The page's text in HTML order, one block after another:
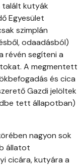
talált kutyák
Egyesület
szimplán
odaadásból)
révén segíteni a
A megmentett
és cica
Gazdi jelöltek
tett állapotban)
nagyon sok
állatot
cicára, kutyára a